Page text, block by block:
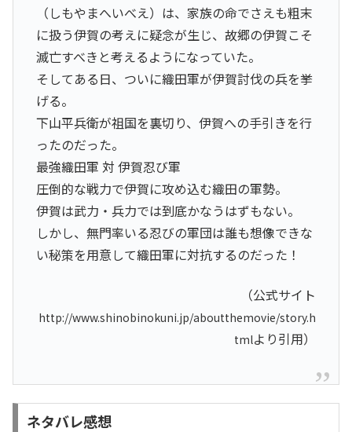
（しもやまへいべえ）は、家族の命でさえも粗末
に扱う伊賀の考えに疑念が生じ、故郷の伊賀こそ
滅亡すべきと考えるようになっていた。
そしてある日、ついに織田軍が伊賀討伐の兵を挙
げる。
下山平兵衛が祖国を裏切り、伊賀への手引きを行
ったのだった。
最強織田軍 対 伊賀忍び軍
圧倒的な戦力で伊賀に攻め込む織田の軍勢。
伊賀は武力・兵力では到底かなうはずもない。
しかし、無門率いる忍びの軍団は誰も想像できな
い秘策を用意して織田軍に対抗するのだった！
（公式サイト
http://www.shinobinokuni.jp/aboutthemovie/story.h
tmlより引用）
ネタバレ感想